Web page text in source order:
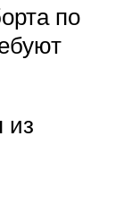
по
из